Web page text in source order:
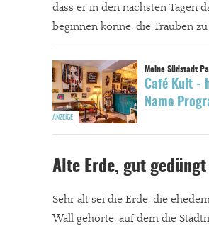
dass er in den nächsten Tagen
beginnen könne, die Trauben
Café Kult -
Name
Alte Erde, gut gedüngt
Sehr alt sei die Erde, die
Wall gehörte, auf dem die